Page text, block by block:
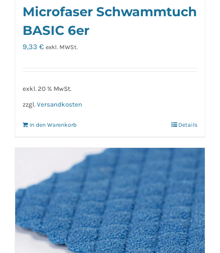
Microfaser Schwammtuch
BASIC 6er
9,33 € exkl. MWSt.
exkl. 20 % MwSt.
zzgl. Versandkosten
In den Warenkorb Details